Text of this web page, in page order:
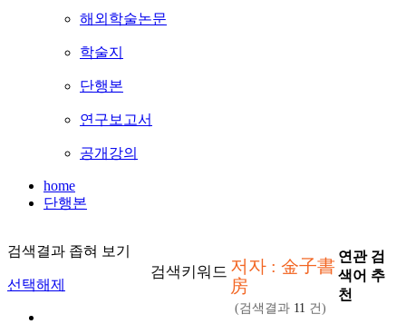
해외학술논문
학술지
단행본
연구보고서
공개강의
home
단행본
검색결과 좁혀 보기
선택해제
검색키워드 저자 : 金子書
房
(검색결과 11 건)
연관 검
색어 추
천